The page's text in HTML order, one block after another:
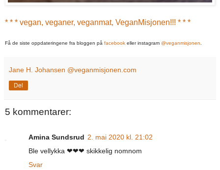
* * * vegan, veganer, veganmat, VeganMisjonen!!! * * *
Få de siste oppdateringene fra bloggen på facebook ellerinstagram @veganmisjonen
Jane H. Johansen @veganmisjonen.com
Del
5 kommentarer:
Amina Sundsrud 2. mai 2020 kl. 21:02
Ble vellykka ❤❤❤ skikkelig nomnom
Svar